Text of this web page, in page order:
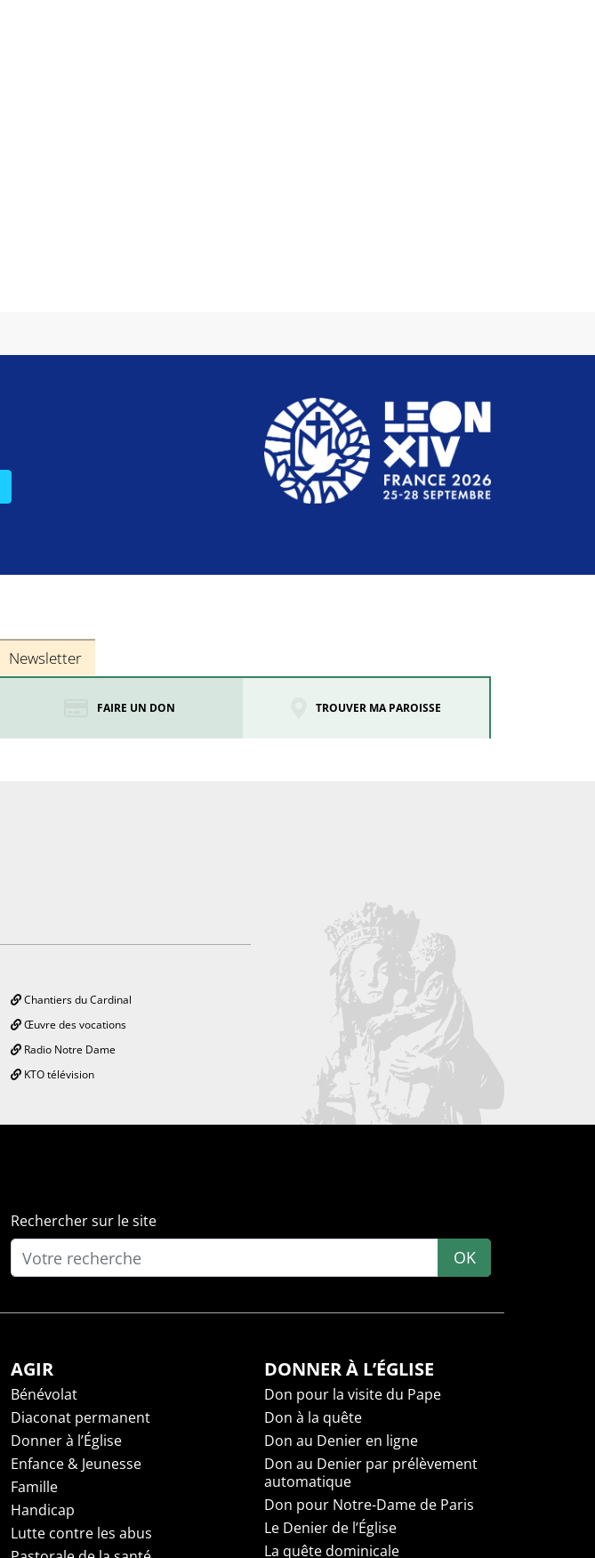
Newsletter
FAIRE UN DON TROUVER MA PAROISSE
Chantiers du Cardinal
Œuvre des vocations
Radio Notre Dame
KTO télévision
Rechercher sur le site
OK
AGIR
Bénévolat
Diaconat permanent
Donner à l’Église
Enfance & Jeunesse
Famille
Handicap
Lutte contre les abus
DONNER À L’ÉGLISE
Don pour la visite du Pape
Don à la quête
Don au Denier en ligne
Don au Denier par prélèvement
automatique
Don pour Notre-Dame de Paris
Le Denier de l’Église
La quête dominicale